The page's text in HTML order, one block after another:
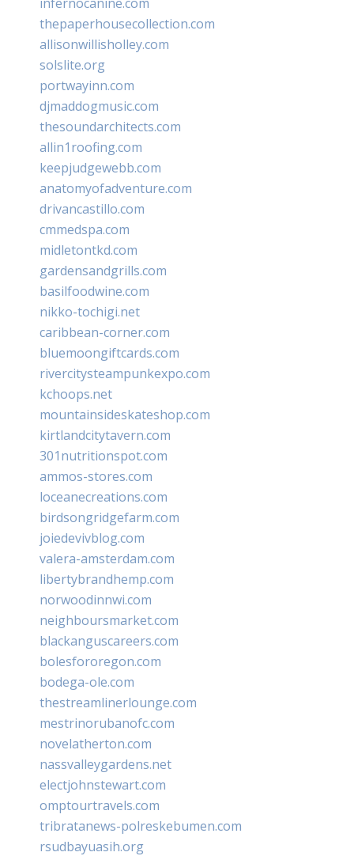
thepaperhousecollection.com
allisonwillisholley.com
solslite.org
portwayinn.com
djmaddogmusic.com
thesoundarchitects.com
allin1roofing.com
keepjudgewebb.com
anatomyofadventure.com
drivancastillo.com
cmmedspa.com
midletontkd.com
gardensandgrills.com
basilfoodwine.com
nikko-tochigi.net
caribbean-corner.com
bluemoongiftcards.com
rivercitysteampunkexpo.com
kchoops.net
mountainsideskateshop.com
kirtlandcitytavern.com
301nutritionspot.com
ammos-stores.com
loceanecreations.com
birdsongridgefarm.com
joiedevivblog.com
valera-amsterdam.com
libertybrandhemp.com
norwoodinnwi.com
neighboursmarket.com
blackanguscareers.com
bolesfororegon.com
bodega-ole.com
thestreamlinerlounge.com
mestrinorubanofc.com
novelatherton.com
nassvalleygardens.net
electjohnstewart.com
omptourtravels.com
tribratanews-polreskebumen.com
rsudbayuasih.org